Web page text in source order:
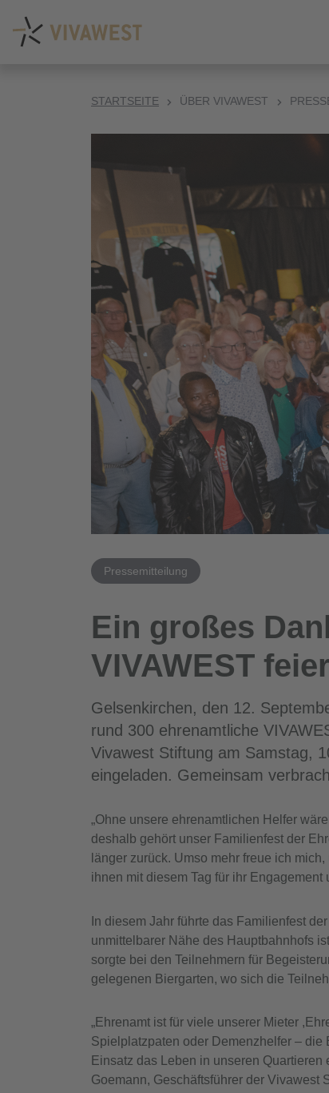
STARTSEITE ÜBER VIVAWEST
Pressemitteilung
Ein großes
VIVAWEST
Gelsenkirchen, den 12.
rund 300 ehrenamtliche
Vivawest Stiftung am Samstag,
eingeladen. Gemeinsam
„Ohne unsere ehrenamtlichen Helfer
deshalb gehört unser Familienfest der
länger zurück. Umso mehr freue ich
ihnen mit diesem Tag für ihr
In diesem Jahr führte das Familienfest
unmittelbarer Nähe des Hauptbahnhofs
sorgte bei den Teilnehmern für
gelegenen Biergarten, wo sich die
„Ehrenamt ist für viele unserer Mieter
Spielplatzpaten oder Demenzhelfer –
Einsatz das Leben in unseren
Goemann, Geschäftsführer der Vivawest